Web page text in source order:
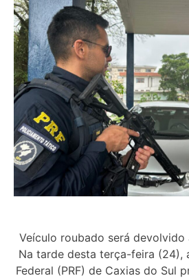
Veículo roubado será
Na tarde desta terça-feira (24),
Federal (PRF) de Caxias do Sul